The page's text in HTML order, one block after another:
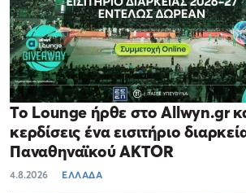
Το Lounge ήρθε στο Allwyn.gr
κερδίσεις ένα εισιτήριο
Παναθηναϊκού AKTOR
4.8.2026 ΕΛΛΑΔΑ